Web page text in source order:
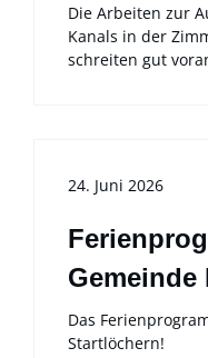
Die Arbeiten zur
Kanals in der
schreiten gut
24. Juni 2026
Gemeinde
Das
Startlöchern!